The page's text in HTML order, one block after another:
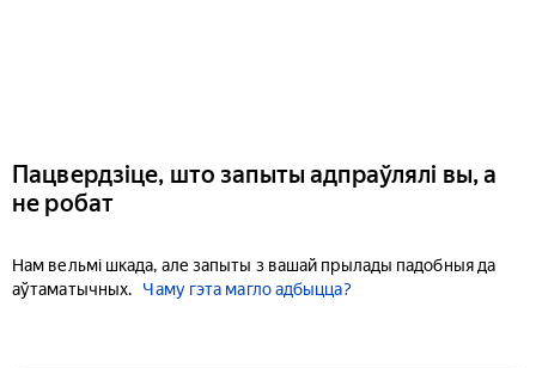
Пацвердзіце, што запыты адпраўлялі вы, а
не робат
Нам вельмі шкада, але запыты з вашай прылады падобныя да
аўтаматычных.
Чаму гэта магло адбыцца?